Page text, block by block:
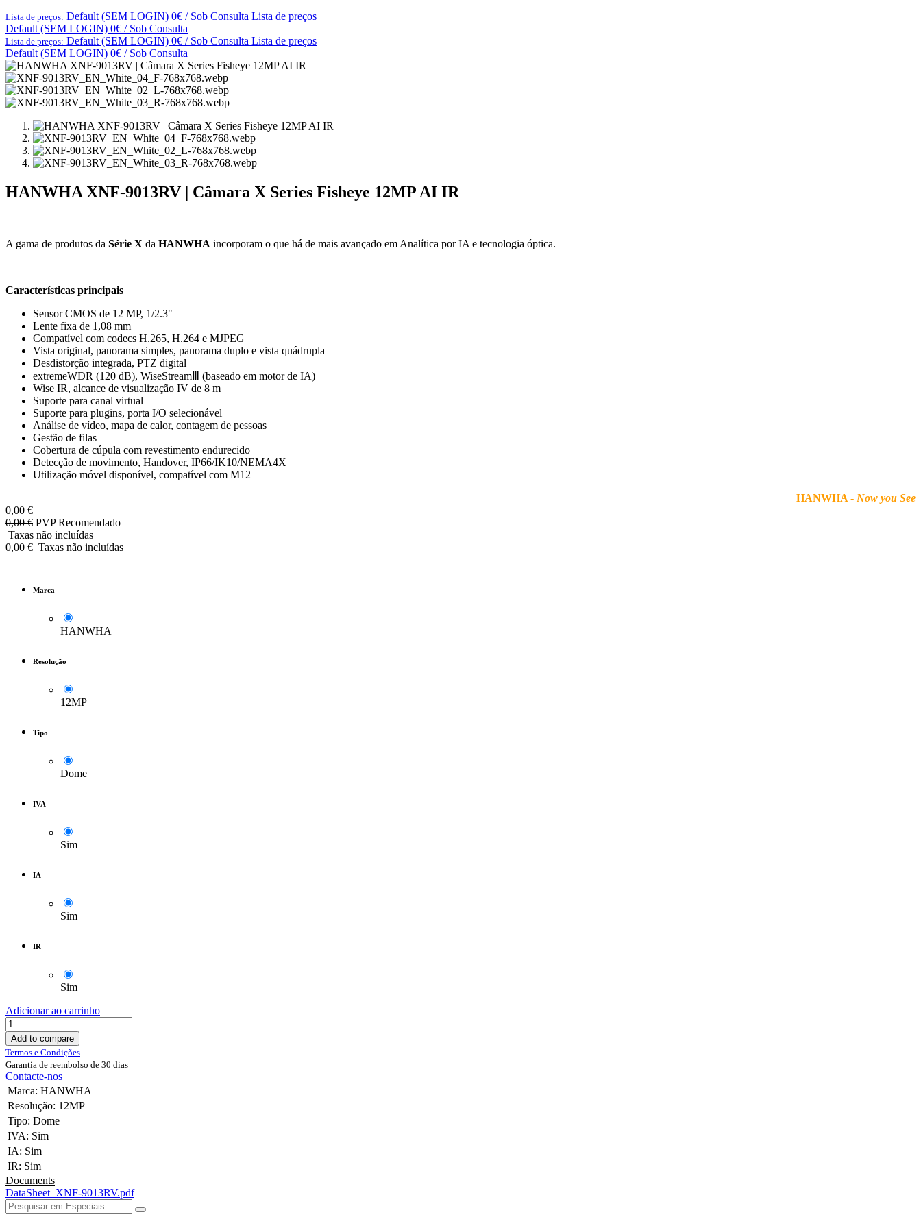
Lista de preços: Default (SEM LOGIN) 0€ / Sob Consulta Lista de preços
Default (SEM LOGIN) 0€ / Sob Consulta
Lista de preços: Default (SEM LOGIN) 0€ / Sob Consulta Lista de preços
Default (SEM LOGIN) 0€ / Sob Consulta
HANWHA XNF-9013RV | Câmara X Series Fisheye 12MP AI IR
A gama de produtos da Série X da HANWHA incorporam o que há de mais avançado em Analítica por IA e tecnologia óptica.
Características principais
Sensor CMOS de 12 MP, 1/2.3"
Lente fixa de 1,08 mm
Compatível com codecs H.265, H.264 e MJPEG
Vista original, panorama simples, panorama duplo e vista quádrupla
Desdistorção integrada, PTZ digital
extremeWDR (120 dB), WiseStreamⅢ (baseado em motor de IA)
Wise IR, alcance de visualização IV de 8 m
Suporte para canal virtual
Suporte para plugins, porta I/O selecionável
Análise de vídeo, mapa de calor, contagem de pessoas
Gestão de filas
Cobertura de cúpula com revestimento endurecido
Detecção de movimento, Handover, IP66/IK10/NEMA4X
Utilização móvel disponível, compatível com M12
HANWHA - Now you See
0,00 €
0,00€ PVP Recomendado
Taxas não incluídas
0,00 € Taxas não incluídas
Marca
HANWHA
Resolução
12MP
Tipo
Dome
IVA
Sim
IA
Sim
IR
Sim
Adicionar ao carrinho
Add to compare
Termos e Condições
Garantia de reembolso de 30 dias
Contacte-nos
Marca: HANWHA
Resolução: 12MP
Tipo: Dome
IVA: Sim
IA: Sim
IR: Sim
Documents
DataSheet_XNF-9013RV.pdf